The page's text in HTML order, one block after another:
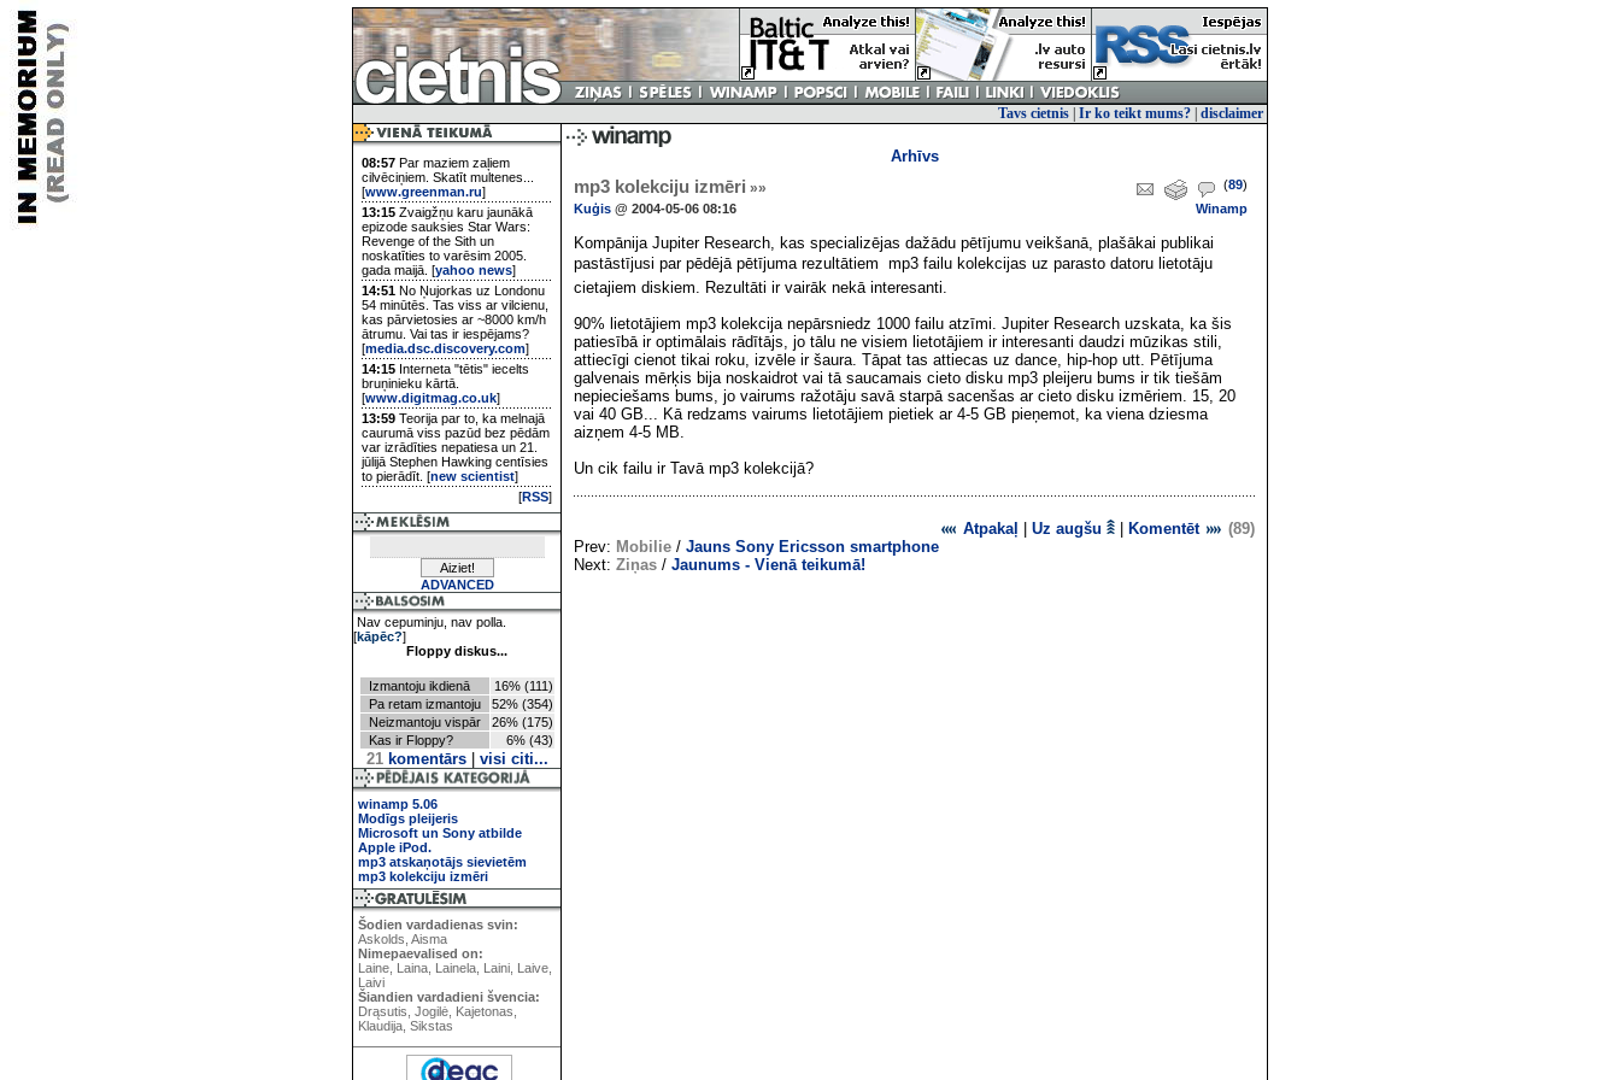
Tavs cietnis Ir ko teikt mums? disclaimer
08:57 Par maziem zaļiem
cilvēciņiem. Skatīt multenes...
[www.greenman.ru]
13:15 Zvaigžņu karu jaunākā
epizode sauksies Star Wars:
Revenge of the Sith un
noskatīties to varēsim 2005.
gada maijā. [yahoo news]
14:51 No Ņujorkas uz Londonu
54 minūtēs. Tas viss ar vilcienu,
kas pārvietosies ar ~8000 km/h
ātrumu. Vai tas ir iespējams?
[media.dsc.discovery.com]
14:15 Interneta "tētis" iecelts
bruņinieku kārtā.
[www.digitmag.co.uk]
13:59 Teorija par to, ka melnajā
caurumā viss pazūd bez pēdām
var izrādīties nepatiesa un 21.
jūlijā Stephen Hawking centīsies
to pierādīt. [new scientist]
[RSS]
ADVANCED
Nav cepuminju, nav polla.
[kāpēc?]
Floppy diskus...
Izmantoju ikdienā
16% (111)
Pa retam izmantoju
52% (354)
Neizmantoju vispār
26% (175)
Kas ir Floppy?
6% (43)
21komentārs| visi citi...
winamp 5.06
Modīgs pleijeris
Microsoft un Sony atbilde
Apple iPod.
mp3 atskaņotājs sievietēm
mp3 kolekciju izmēri
Šodien vardadienas svin:
Askolds, Aisma
Nimepaevalised on:
Laine, Laina, Lainela, Laini, Laive,
Laivi
Šiandien vardadieni švencia:
Drąsutis, Jogilė, Kajetonas,
Klaudija, Sikstas
Arhīvs
mp3 kolekciju izmēri »» (89)
Kuģis @ 2004-05-06 08:16 Winamp
Kompānija Jupiter Research, kas specializējas dažādu pētījumu veikšanā, plašākai publikai
pastāstījusi par pēdējā pētījuma rezultātiem  mp3 failu kolekcijas uz parasto datoru lietotāju
cietajiem diskiem. Rezultāti ir vairāk nekā interesanti.
90% lietotājiem mp3 kolekcija nepārsniedz 1000 failu atzīmi. Jupiter Research uzskata, ka šis
patiesībā ir optimālais rādītājs, jo tālu ne visiem lietotājiem ir interesanti daudzi mūzikas stili,
attiecīgi cienot tikai roku, izvēle ir šaura. Tāpat tas attiecas uz dance, hip-hop utt. Pētījuma
galvenais mērķis bija noskaidrot vai tā saucamais cieto disku mp3 pleijeru bums ir tik tiešām
nepieciešams bums, jo vairums ražotāju savā starpā sacenšas ar cieto disku izmēriem. 15, 20
vai 40 GB... Kā redzams vairums lietotājiem pietiek ar 4-5 GB pieņemot, ka viena dziesma
aizņem 4-5 MB.
Un cik failu ir Tavā mp3 kolekcijā?
Atpakaļ Uz augšu Komentēt
(89)
Prev: Mobilie / Jauns Sony Ericsson smartphone
Next: Ziņas / Jaunums - Vienā teikumā!